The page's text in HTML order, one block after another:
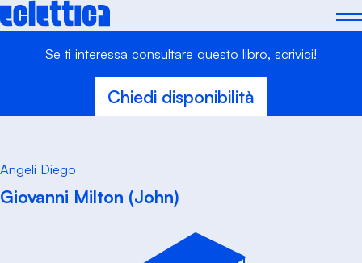
Skip
to
Se ti interessa consultare questo libro, scrivici!
Chiedi disponibilità
Angeli Diego
Giovanni Milton (John)